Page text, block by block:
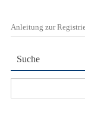
Anleitung zur
Suche
nach: